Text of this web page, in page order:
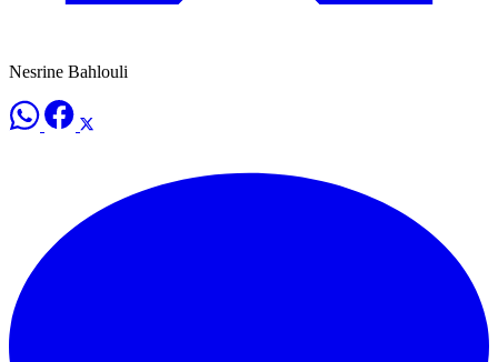
Nesrine Bahlouli